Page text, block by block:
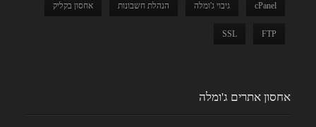
cPanel גיבוי ג'ומלה הנהלת חשבונות אחסון בקליק
FTP
SSL
אחסון אתרים ג'ומלה